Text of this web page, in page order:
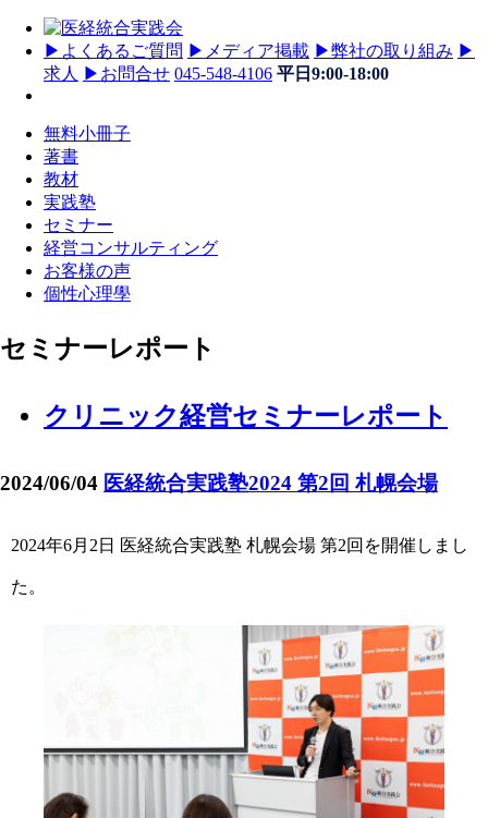
▶ よくあるご質問 ▶ メディア掲載 ▶弊社の取り組み ▶
求人
▶ お問合せ 045-548-4106 平日9:00-18:00
無料小冊子
著書
教材
実践塾
セミナー
経営コンサルティング
お客様の声
個性心理學
セミナーレポート
クリニック経営セミナーレポート
2024/06/04 医経統合実践塾2024 第2回 札幌会場
2024年6月2日 医経統合実践塾 札幌会場 第2回を開催しまし
た。